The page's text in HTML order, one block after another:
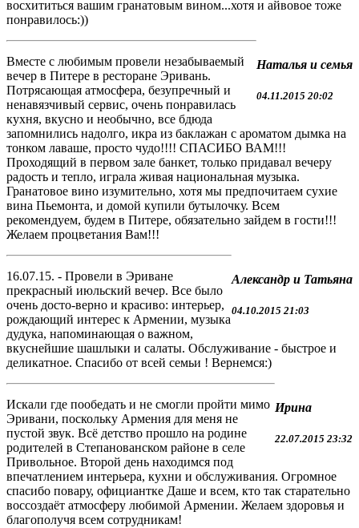
восхититься вашим гранатовым вином...хотя и айвовое тоже
понравилось:))
Наталья и семья
04.11.2015 20:02
Вместе с любимым провели незабываемый
вечер в Питере в ресторане Эривань.
Потрясающая атмосфера, безупречный и
ненавязчивый сервис, очень понравилась
кухня, вкусно и необычно, все бдюда
запомнились надолго, икра из баклажан с ароматом дымка на
тонком лаваше, просто чудо!!!! СПАСИБО ВАМ!!!
Проходящий в первом зале банкет, только придавал вечеру
радость и тепло, играла живая национальная музыка.
Гранатовое вино изумительно, хотя мы предпочитаем сухие
вина Пьемонта, и домой купили бутылочку. Всем
рекомендуем, будем в Питере, обязательно зайдем в гости!!!
Желаем процветания Вам!!!
Александр и Татьяна
04.10.2015 21:03
16.07.15. - Провели в Эриване
прекрасный июльский вечер. Все было
очень досто-верно и красиво: интерьер,
рождающий интерес к Армении, музыка
дудука, напоминающая о важном,
вкуснейшие шашлыки и салаты. Обслуживание - быстрое и
деликатное. Спасибо от всей семьи ! Вернемся:)
Ирина
22.07.2015 23:32
Искали где пообедать и не смогли пройти мимо
Эривани, поскольку Армения для меня не
пустой звук. Всё детство прошло на родине
родителей в Степанованском районе в селе
Привольное. Второй день находимся под
впечатлением интерьера, кухни и обслуживания. Огромное
спасибо повару, официантке Даше и всем, кто так старательно
воссоздаёт атмосферу любимой Армении. Желаем здоровья и
благополучя всем сотрудникам!